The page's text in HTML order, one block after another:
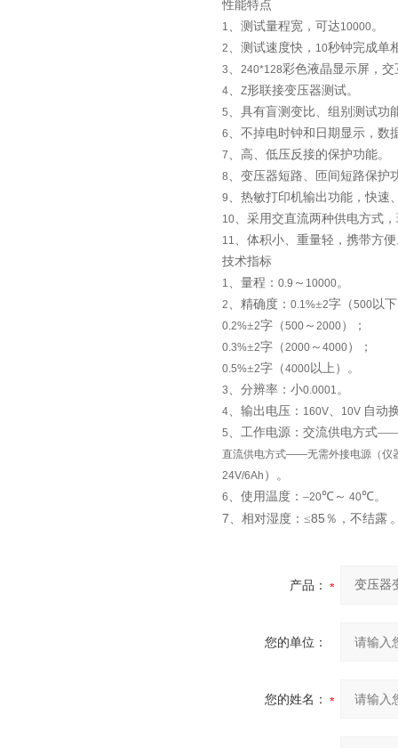
性能特点
1、测试量程宽，可达10000。
2、测试速度快， 10秒钟完成单
3、 240*128彩色液晶显示屏，
4、 Z形联接变压器测试。
5、具有盲测变比、组别测试功
6、不掉电时钟和日期显示，数
7、高、低压反接的保护功能。
8、变压器短路、匝间短路保护
9、热敏打印机输出功能，快速
10、采用交直流两种供电方式
11、体积小、重量轻，携带方
技术指标
1、量程： 0.9 ～ 10000。
2、精确度： 0.1%±2字（500以
0.2%±2字（500 ～ 2000）；
0.3%±2字（2000 ～ 4000）；
0.5%±2字（4000以上）。
3、分辨率：小0.0001。
4、输出电压： 160V、 10V 自动
5、工作电源：交流供电方式
直流供电方式——无需外接电源（仪
24V/6Ah ）。
6、使用温度：–20℃～ 40℃。
7、相对湿度：≤85 ％，不结露
产品：
您的单位：
您的姓名：